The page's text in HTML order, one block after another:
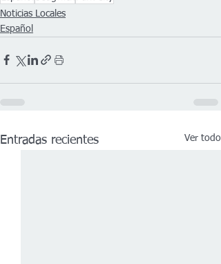
Noticias Locales
Español
Entradas recientes Ver todo